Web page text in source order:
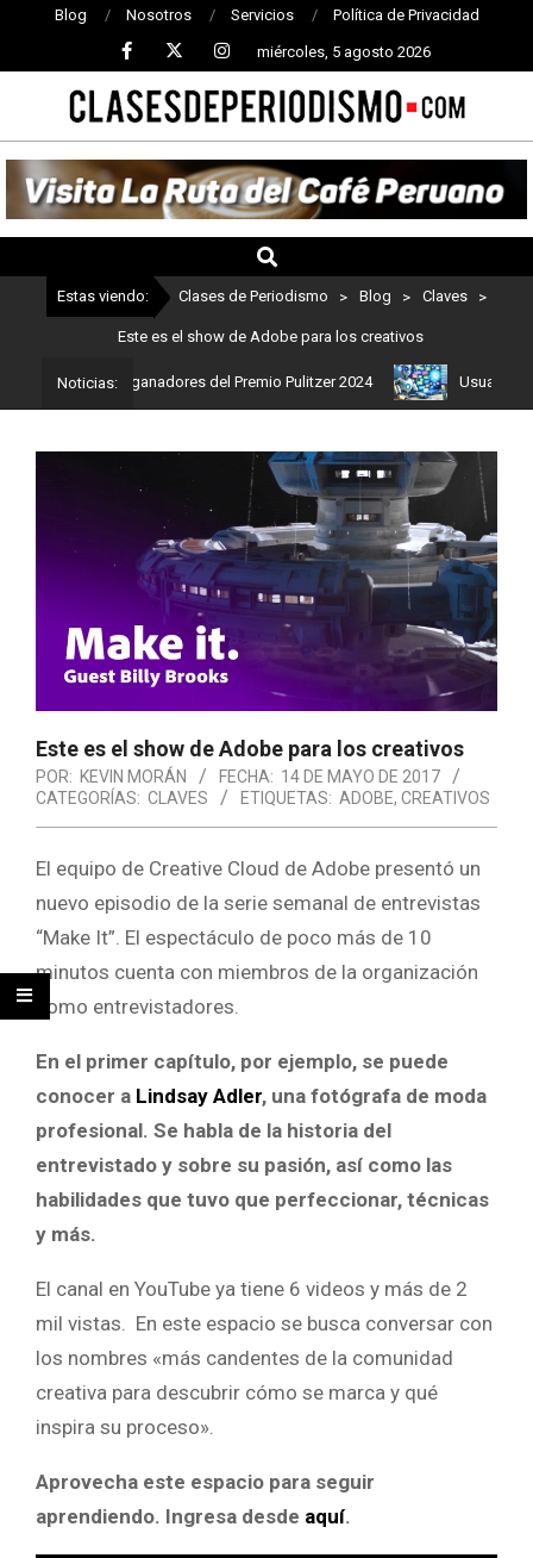
Blog Nosotros Servicios Política de Privacidad
miércoles, 5 agosto 2026
CLASES
DE
PERIODISMO
Estas viendo: Clases de Periodismo > Blog > Claves >
Este es el show de Adobe para los creativos
Noticias:
son los ganadores del Premio Pulitzer 2024 Usuarios de
Este es el show de Adobe para los creativos
POR: KEVIN MORÁN FECHA: 14 DE MAYO DE 2017
CATEGORÍAS: CLAVES ETIQUETAS: ADOBE, CREATIVOS
El equipo de Creative Cloud de Adobe presentó un
nuevo episodio de la serie semanal de entrevistas
“Make It”. El espectáculo de poco más de 10
minutos cuenta con miembros de la organización
como entrevistadores.
En el primer capítulo, por ejemplo, se puede
conocer a Lindsay Adler, una fotógrafa de moda
profesional. Se habla de la historia del
entrevistado y sobre su pasión, así como las
habilidades que tuvo que perfeccionar, técnicas
y más.
El canal en YouTube ya tiene 6 videos y más de 2
mil vistas. En este espacio se busca conversar con
los nombres «más candentes de la comunidad
creativa para descubrir cómo se marca y qué
inspira su proceso».
Aprovecha este espacio para seguir
aprendiendo. Ingresa desde aquí.